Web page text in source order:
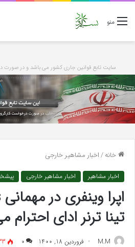
منو
سایت تابع قوانین جاری کشور می باشد و در
خانه/اخبار مشاهیر خارجی
اخبار مشاهیر اخبار مشاهیر خارجی
تینا ترنر ادای احترام
M.M فروردین 18, 1400 ۰